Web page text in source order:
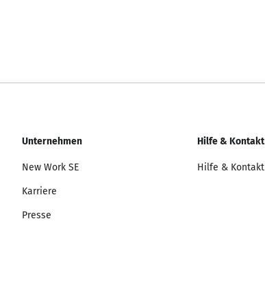
Unternehmen
New Work SE
Karriere
Presse
Hilfe & Kontakt
Hilfe & Kontakt